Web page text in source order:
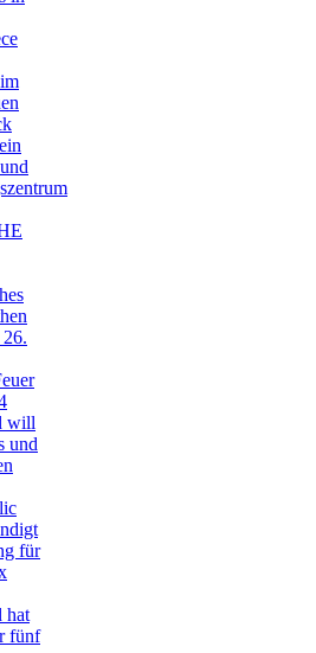
will
und
für
hat
fünf